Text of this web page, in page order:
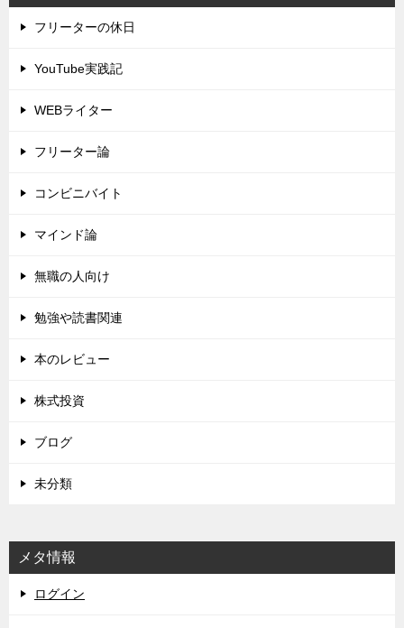
フリーターの休日
YouTube実践記
WEBライター
フリーター論
コンビニバイト
マインド論
無職の人向け
勉強や読書関連
本のレビュー
株式投資
ブログ
未分類
メタ情報
ログイン